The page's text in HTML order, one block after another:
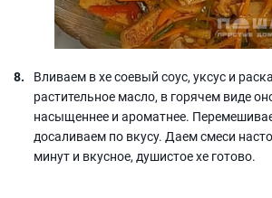
Вливаем в хе соевый соус, уксус и
растительное масло, в горячем виде
насыщеннее и ароматнее.
досаливаем по вкусу. Даем смеси
минут и вкусное, душистое хе готово.